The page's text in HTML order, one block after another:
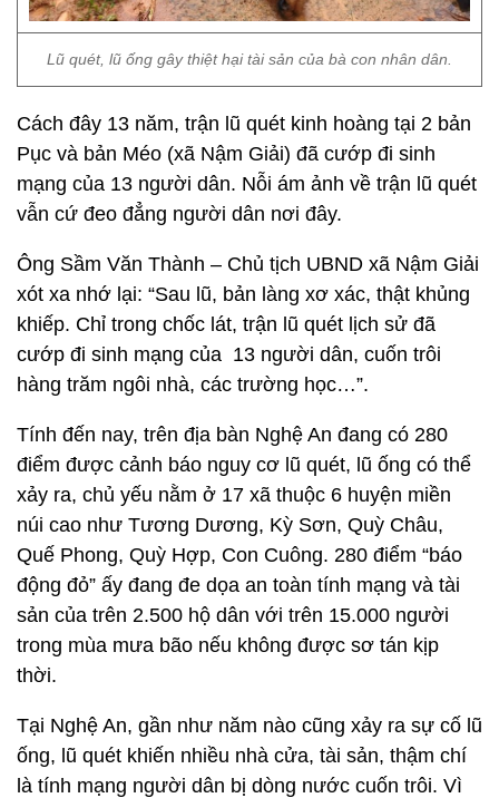
Lũ quét, lũ ống gây thiệt hại tài sản của bà con nhân dân.
Cách đây 13 năm, trận lũ quét kinh hoàng tại 2 bản
Pục và bản Méo (xã Nậm Giải) đã cướp đi sinh
mạng của 13 người dân. Nỗi ám ảnh về trận lũ quét
vẫn cứ đeo đẳng người dân nơi đây.
Ông Sầm Văn Thành – Chủ tịch UBND xã Nậm Giải
xót xa nhớ lại: “Sau lũ, bản làng xơ xác, thật khủng
khiếp. Chỉ trong chốc lát, trận lũ quét lịch sử đã
cướp đi sinh mạng của 13 người dân, cuốn trôi
hàng trăm ngôi nhà, các trường học…”.
Tính đến nay, trên địa bàn Nghệ An đang có 280
điểm được cảnh báo nguy cơ lũ quét, lũ ống có thể
xảy ra, chủ yếu nằm ở 17 xã thuộc 6 huyện miền
núi cao như Tương Dương, Kỳ Sơn, Quỳ Châu,
Quế Phong, Quỳ Hợp, Con Cuông. 280 điểm “báo
động đỏ” ấy đang đe dọa an toàn tính mạng và tài
sản của trên 2.500 hộ dân với trên 15.000 người
trong mùa mưa bão nếu không được sơ tán kịp
thời.
Tại Nghệ An, gần như năm nào cũng xảy ra sự cố lũ
ống, lũ quét khiến nhiều nhà cửa, tài sản, thậm chí
là tính mạng người dân bị dòng nước cuốn trôi. Vì